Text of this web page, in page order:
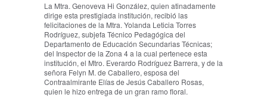
La Mtra. Genoveva Hi González, quien atinadamente
dirige esta prestigiada institución, recibió las
felicitaciones de la Mtra. Yolanda Leticia Torres
Rodríguez, subjefa Técnico Pedagógica del
Departamento de Educación Secundarias Técnicas;
del Inspector de la Zona 4 a la cual pertenece esta
institución, el Mtro. Everardo Rodríguez Barrera, y de la
señora Felyn M. de Caballero, esposa del
Contraalmirante Elías de Jesús Caballero Rosas,
quien le hizo entrega de un gran ramo floral.